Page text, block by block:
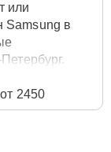
или
Samsung в
2450